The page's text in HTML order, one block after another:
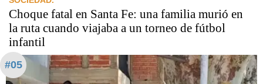
Choque fatal en Santa Fe: una familia murió en
la ruta cuando viajaba a un torneo de fútbol
infantil
#05